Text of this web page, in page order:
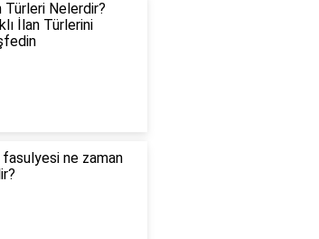
Türleri Nelerdir?
İlan Türlerini
fasulyesi ne zaman